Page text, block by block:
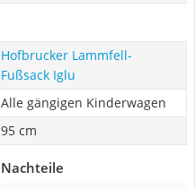
Hofbrucker Lammfell-
Fußsack Iglu
Alle gängigen Kinderwagen
95 cm
Nachteile